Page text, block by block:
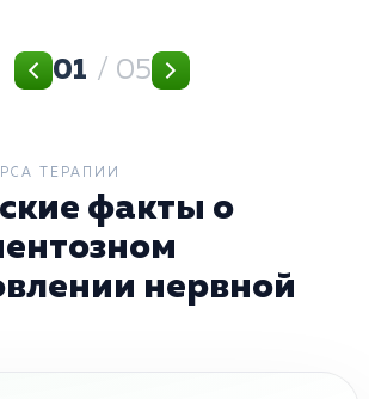
01 / 05
ТЕРАПИИ
факты о
нервной